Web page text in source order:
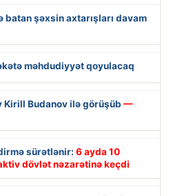
batan şəxsin axtarışları davam
məhdudiyyət qoyulacaq
Kirill Budanov ilə görüşüb —
sürətlənir: 6 ayda 10
dövlət nəzarətinə keçdi